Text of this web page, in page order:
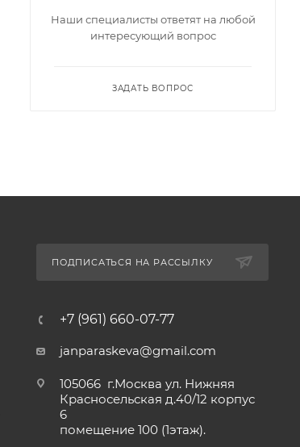
Наши специалисты ответят на любой
интересующий вопрос
ЗАДАТЬ ВОПРОС
ПОДПИСАТЬСЯ НА РАССЫЛКУ
+7 (961) 660-07-77
janparaskeva@gmail.com
105066 г.Москва ул. Нижняя
Красносельская д.40/12 корпус
6
помещение 100 (1этаж).